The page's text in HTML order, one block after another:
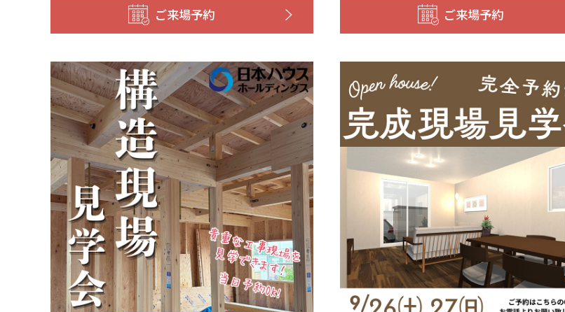
ご来場予約 ご来場予約
徳島
高知
長崎
沖縄
群馬
伊勢崎
宮崎